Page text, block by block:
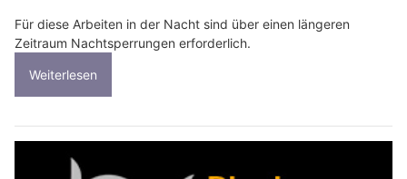
Für diese Arbeiten in der Nacht sind über einen längeren
Zeitraum Nachtsperrungen erforderlich.
Weiterlesen